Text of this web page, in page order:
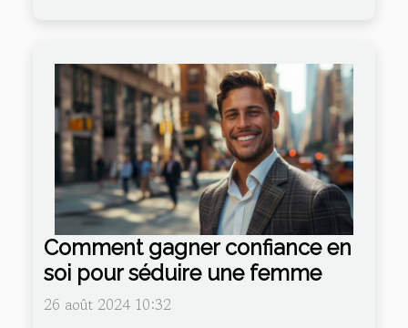
Comment gagner confiance en
soi pour séduire une femme
26 août 2024 10:32